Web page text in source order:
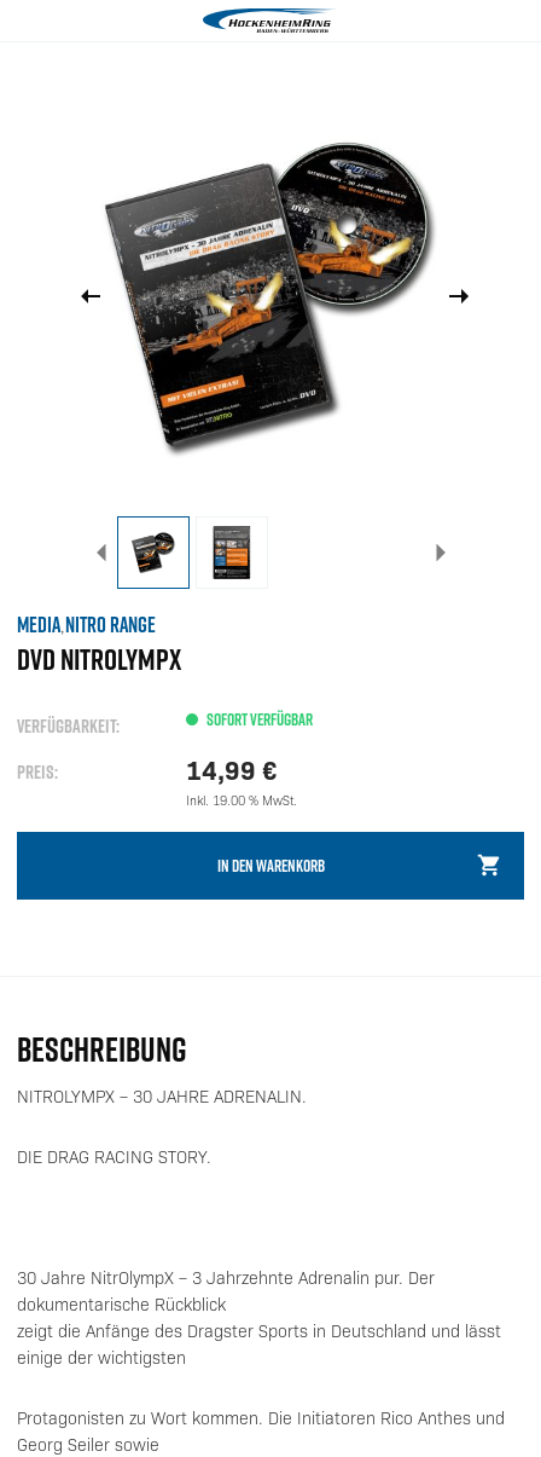
MEDIA,NITRO RANGE
DVD NITROLYMPX
VERFÜGBARKEIT: SOFORT VERFÜGBAR
PREIS: 14,99 €
Inkl. 19.00 % MwSt.
IN DEN WARENKORB
BESCHREIBUNG
NITROLYMPX – 30 JAHRE ADRENALIN.
DIE DRAG RACING STORY.
30 Jahre NitrOlympX – 3 Jahrzehnte Adrenalin pur. Der
dokumentarische Rückblick
zeigt die Anfänge des Dragster Sports in Deutschland und lässt
einige der wichtigsten
Protagonisten zu Wort kommen. Die Initiatoren Rico Anthes und
Georg Seiler sowie